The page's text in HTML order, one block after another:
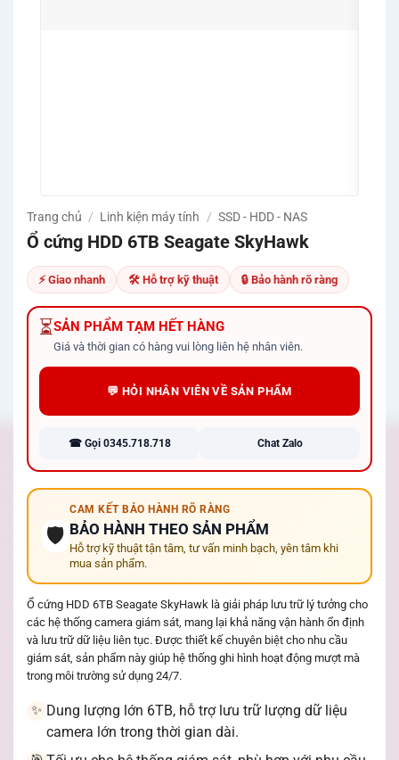
Trang chủ / Linh kiện máy tính / SSD - HDD - NAS
Ổ cứng HDD 6TB Seagate SkyHawk
⚡ Giao nhanh 🛠 Hỗ trợ kỹ thuật 🔒 Bảo hành rõ ràng
⏳SẢN PHẨM TẠM HẾT HÀNG
Giá và thời gian có hàng vui lòng liên hệ nhân viên.
💬 HỎI NHÂN VIÊN VỀ SẢN PHẨM
☎ Gọi 0345.718.718 Chat Zalo
🛡️
CAM KẾT BẢO HÀNH RÕ RÀNG
BẢO HÀNH THEO SẢN PHẨM
Hỗ trợ kỹ thuật tận tâm, tư vấn minh bạch, yên tâm khi
mua sản phẩm.
Ổ cứng HDD 6TB Seagate SkyHawk là giải pháp lưu trữ lý tưởng cho
các hệ thống camera giám sát, mang lại khả năng vận hành ổn định
và lưu trữ dữ liệu liên tục. Được thiết kế chuyên biệt cho nhu cầu
giám sát, sản phẩm này giúp hệ thống ghi hình hoạt động mượt mà
trong môi trường sử dụng 24/7.
✨ Dung lượng lớn 6TB, hỗ trợ lưu trữ lượng dữ liệu
camera lớn trong thời gian dài.